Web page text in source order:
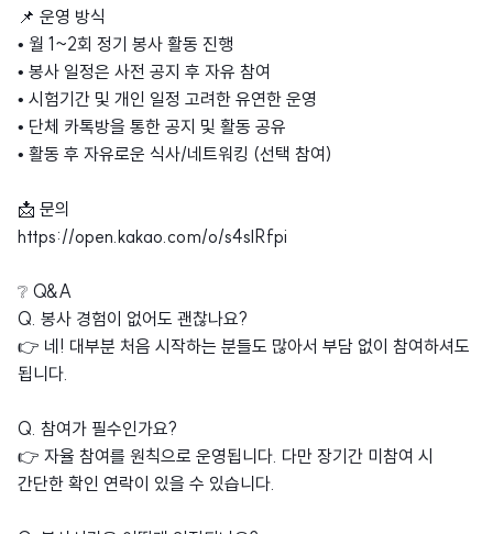
📌 운영 방식
• 월 1~2회 정기 봉사 활동 진행
• 봉사 일정은 사전 공지 후 자유 참여
• 시험기간 및 개인 일정 고려한 유연한 운영
• 단체 카톡방을 통한 공지 및 활동 공유
• 활동 후 자유로운 식사/네트워킹 (선택 참여)
📩 문의
https://open.kakao.com/o/s4slRfpi
❔ Q&A
Q. 봉사 경험이 없어도 괜찮나요?
👉 네! 대부분 처음 시작하는 분들도 많아서 부담 없이 참여하셔도
됩니다.
Q. 참여가 필수인가요?
👉 자율 참여를 원칙으로 운영됩니다. 다만 장기간 미참여 시
간단한 확인 연락이 있을 수 있습니다.